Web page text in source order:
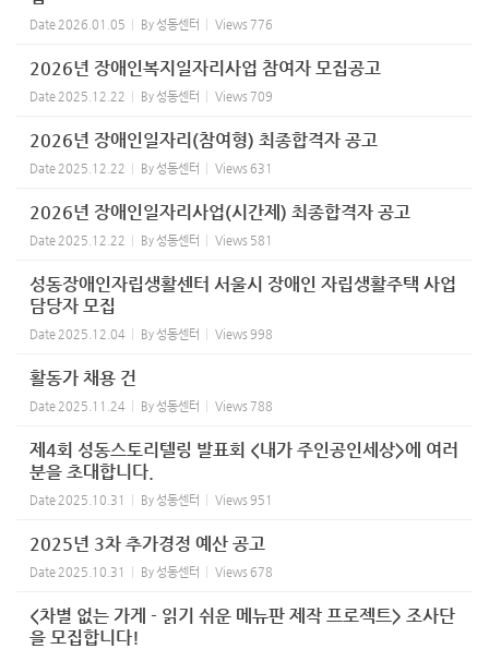
Date 2026.01.05 By성동센터 Views 776
2026년 장애인복지일자리사업 참여자 모집공고
Date 2025.12.22 By성동센터 Views 709
2026년 장애인일자리(참여형) 최종합격자 공고
Date 2025.12.22 By성동센터 Views 631
2026년 장애인일자리사업(시간제) 최종합격자 공고
Date 2025.12.22 By성동센터 Views 581
성동장애인자립생활센터 서울시 장애인 자립생활주택 사업
담당자 모집
Date 2025.12.04 By성동센터 Views 998
활동가 채용 건
Date 2025.11.24 By성동센터 Views 788
제4회 성동스토리텔링 발표회 <내가 주인공인세상>에 여러
분을 초대합니다.
Date 2025.10.31 By성동센터 Views 951
2025년 3차 추가경정 예산 공고
Date 2025.10.31 By성동센터 Views 678
<차별 없는 가게 - 읽기 쉬운 메뉴판 제작 프로젝트> 조사단
을 모집합니다!